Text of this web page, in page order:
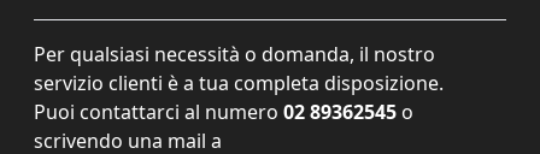
Per qualsiasi necessità o domanda, il nostro
servizio clienti è a tua completa disposizione.
Puoi contattarci al numero 02 89362545 o
scrivendo una mail a